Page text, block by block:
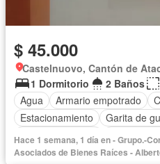
$ 45.000
Castelnuovo, Cantón de
1 Dormitorio
2 Baños
Agua
Armario empotrado
Estacionamiento
Garita de
Vista panorámica
Hace 1 semana, 1 día en - Grupo.-
Asociados de Bienes Raíces -